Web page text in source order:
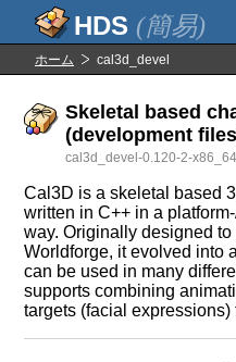
(簡易)
ホーム cal3d_devel
Skeletal based
(development
cal3d_devel-0.120-2-x86_64
Cal3D is a skeletal based
written in C++ in a
way. Originally designed
Worldforge, it evolved into
can be used in many
supports combining
targets (facial expressions)